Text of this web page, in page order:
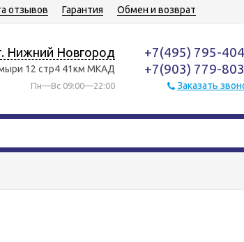
отзывов Гарантия Обмен и возврат
Нижний Новгород
12 стр4 41км МКАД
Пн—Вс 09:00—22:00
+7(495) 795-
+7(903) 779-
Заказать